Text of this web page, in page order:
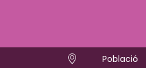
Població